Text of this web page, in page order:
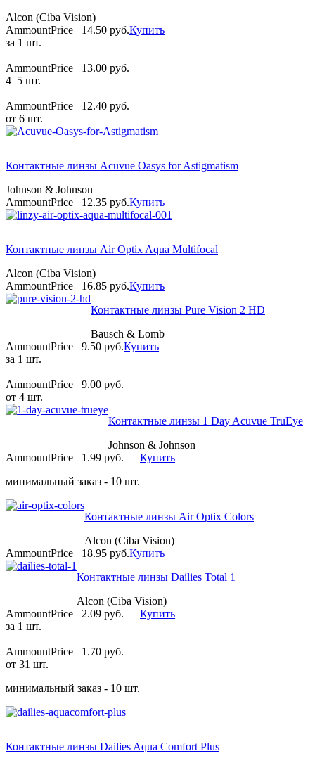
Alcon (Ciba Vision)
AmmountPrice
14.50 pуб.
за 1 шт.
AmmountPrice
13.00 pуб.
4–5 шт.
AmmountPrice
12.40 pуб.
от 6 шт.
Купить
Контактные линзы Acuvue Oasys for Astigmatism
Johnson & Johnson
AmmountPrice
12.35 pуб.Купить
Контактные линзы Air Optix Aqua Multifocal
Alcon (Ciba Vision)
AmmountPrice
16.85 pуб.Купить
Контактные линзы Pure Vision 2 HD
Bausch & Lomb
AmmountPrice
9.50 pуб.
за 1 шт.
AmmountPrice
9.00 pуб.
от 4 шт.
Купить
Контактные линзы 1 Day Acuvue TruEye
Johnson & Johnson
AmmountPrice
1.99 pуб.
минимальный заказ - 10 шт.
Купить
Контактные линзы Air Optix Colors
Alcon (Ciba Vision)
AmmountPrice
18.95 pуб.Купить
Контактные линзы Dailies Total 1
Alcon (Ciba Vision)
AmmountPrice
2.09 pуб.
за 1 шт.
AmmountPrice
1.70 pуб.
от 31 шт.
минимальный заказ - 10 шт.
Купить
Контактные линзы Dailies Aqua Comfort Plus